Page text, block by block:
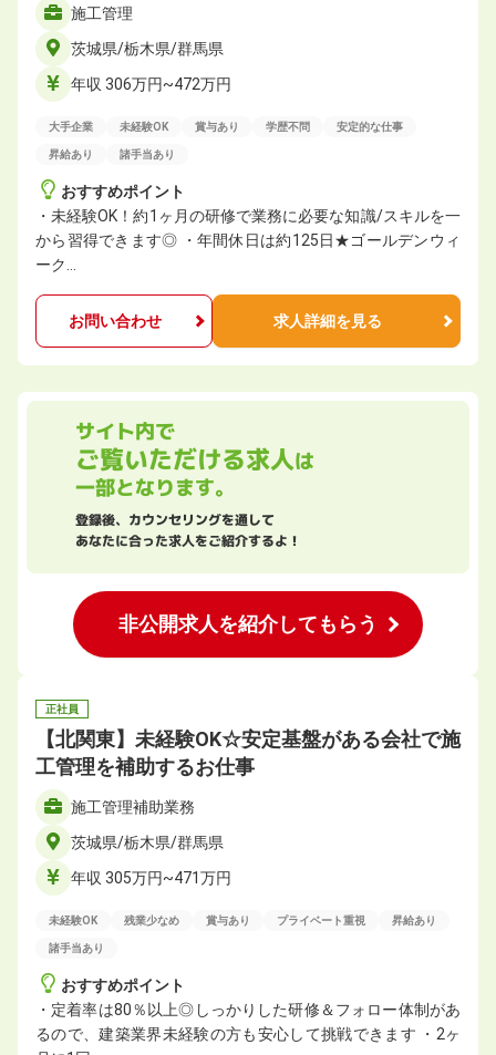
施工管理
茨城県/栃木県/群馬県
年収 306万円~472万円
大手企業 未経験OK 賞与あり 学歴不問 安定的な仕事
昇給あり 諸手当あり
おすすめポイント
・未経験OK！約1ヶ月の研修で業務に必要な知識/スキルを一
から習得できます◎ ・年間休日は約125日★ゴールデンウィ
ーク…
お問い合わせ 求人詳細を見る
サイト内で
ご覧いただける求人は
一部となります。
登録後、カウンセリングを通して
あなたに合った求人をご紹介するよ！
非公開求人を紹介してもらう
正社員
【北関東】未経験OK☆安定基盤がある会社で施
⼯管理を補助するお仕事
施⼯管理補助業務
茨城県/栃木県/群馬県
年収 305万円~471万円
未経験OK 残業少なめ 賞与あり プライベート重視 昇給あり
諸手当あり
おすすめポイント
・定着率は80％以上◎しっかりした研修＆フォロー体制があ
るので、建築業界未経験の方も安心して挑戦できます ・2ヶ